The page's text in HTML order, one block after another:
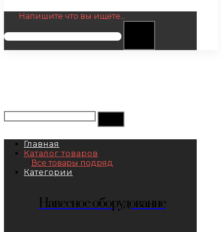
Напишите что вы ищете...
Главная
Каталог товаров
Все товары подряд
Категории
Навесное оборудование